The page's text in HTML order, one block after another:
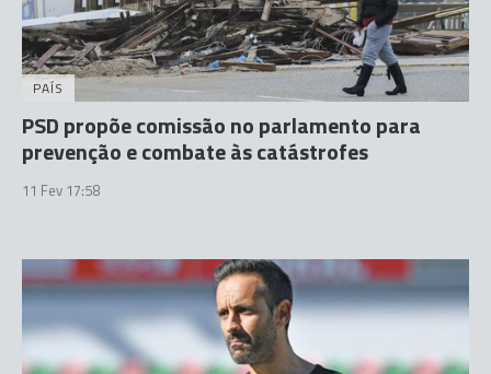
PAÍS
PSD propõe comissão no parlamento para
prevenção e combate às catástrofes
11 Fev 17:58